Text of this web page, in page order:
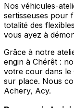
Nos véhicules-
sertisseuses pour
totalité des
vous ayez à
Grâce à notre
engin à Chérêt :
votre cour dans le
sur place. Nous
Achery, Acy.